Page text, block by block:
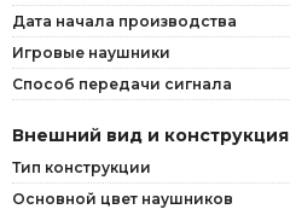
Дата начала производства
Игровые наушники
Способ передачи сигнала
Внешний вид и конструкция
Тип конструкции
Основной цвет наушников